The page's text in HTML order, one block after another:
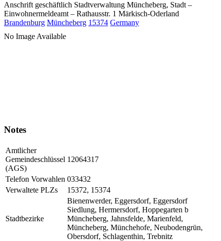
Anschrift geschäftlich Stadtverwaltung Müncheberg, Stadt –
Einwohnermeldeamt – Rathausstr. 1 Märkisch-Oderland
Brandenburg Müncheberg 15374 Germany
No Image Available
Notes
Amtlicher
Gemeindeschlüssel
(AGS)
12064317
Telefon Vorwahlen 033432
Verwaltete PLZs
15372, 15374
Stadtbezirke
Bienenwerder, Eggersdorf, Eggersdorf
Siedlung, Hermersdorf, Hoppegarten b
Müncheberg, Jahnsfelde, Marienfeld,
Müncheberg, Münchehofe, Neubodengrün,
Obersdorf, Schlagenthin, Trebnitz